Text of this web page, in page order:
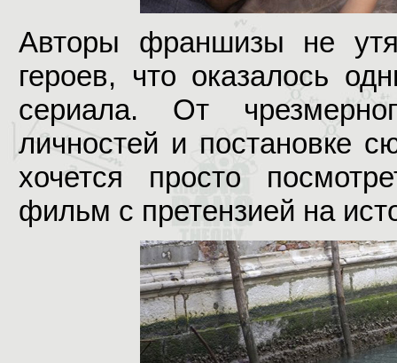
Авторы франшизы не
героев, что оказалось
сериала. От
личностей и постановке
хочется просто
фильм с претензией на